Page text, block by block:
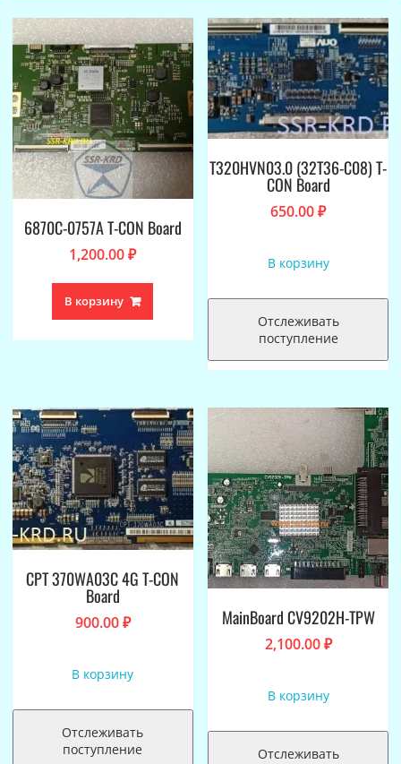
6870C-0757A T-CON Board
1,200.00₽
В корзину
T320HVN03.0 (32T36-C08) T-
CON Board
650.00₽
В корзину
Отслеживать
поступление
CPT 370WA03C 4G T-CON
Board
900.00₽
В корзину
Отслеживать
поступление
MainBoard CV9202H-TPW
2,100.00₽
В корзину
Отслеживать